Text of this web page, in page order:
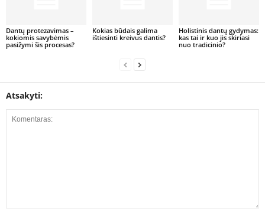
Dantų protezavimas –
kokiomis savybėmis
pasižymi šis procesas?
Kokias būdais galima
ištiesinti kreivus dantis?
Holistinis dantų gydymas:
kas tai ir kuo jis skiriasi
nuo tradicinio?
Atsakyti: